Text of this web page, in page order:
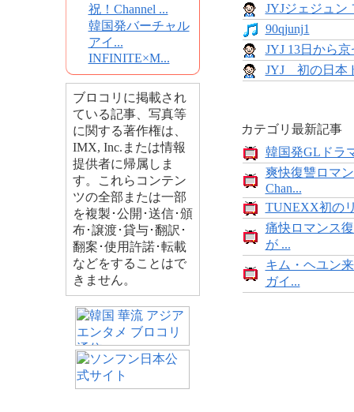
祝！Channel ...
韓国発バーチャル
アイ...
INFINITE×M...
ブロコリに掲載され
ている記事、写真等
に関する著作権は、
IMX, Inc.または情報
提供者に帰属しま
す。これらコンテン
ツの全部または一部
を複製･公開･送信･頒
布･譲渡･貸与･翻訳･
翻案･使用許諾･転載
などをすることはで
きません。
JYJジェジュン
90qjunj1
JYJ 13日から
JYJ 初の日本
カテゴリ最新記事
韓国発GLドラ
爽快復讐ロマ
Chan...
TUNEXX初の
痛快ロマンス
が ...
キム・ヘユン
ガイ...